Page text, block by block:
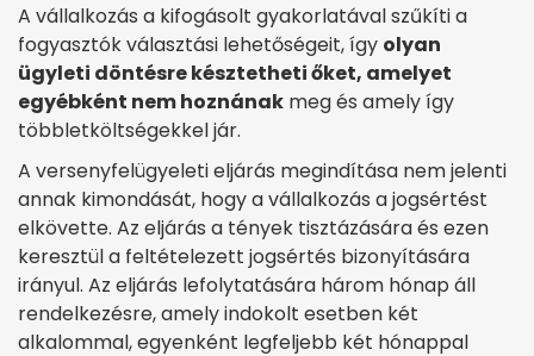
A vállalkozás a kifogásolt gyakorlatával szűkíti a
fogyasztók választási lehetőségeit, így olyan
ügyleti döntésre késztetheti őket, amelyet
egyébként nem hoznának meg és amely így
többletköltségekkel jár.
A versenyfelügyeleti eljárás megindítása nem jelenti
annak kimondását, hogy a vállalkozás a jogsértést
elkövette. Az eljárás a tények tisztázására és ezen
keresztül a feltételezett jogsértés bizonyítására
irányul. Az eljárás lefolytatására három hónap áll
rendelkezésre, amely indokolt esetben két
alkalommal, egyenként legfeljebb két hónappal